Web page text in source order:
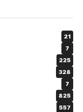
21
7
225
328
7
825
557